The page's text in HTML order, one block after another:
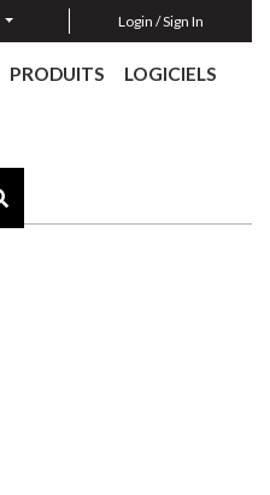
Login / Sign In
PRODUITS LOGICIELS